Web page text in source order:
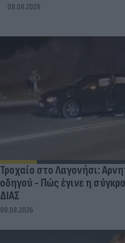
09.08.2026
Τροχαίο στο Λαγονήσι:
οδηγού - Πώς έγινε η
ΔΙΑΣ
09.08.2026